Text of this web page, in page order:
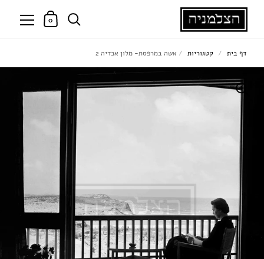
0
דף בית / קטגוריות / אשה במרפסת- מלון אכדיה 2